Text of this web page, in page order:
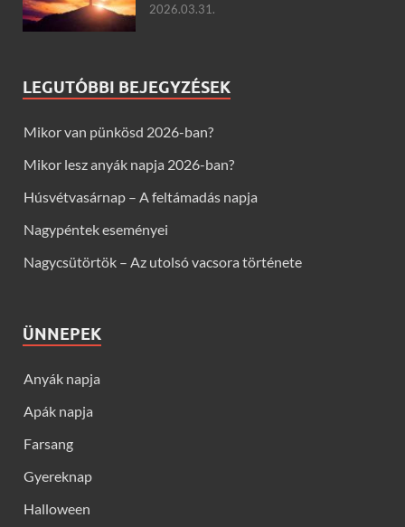
2026.03.31.
LEGUTÓBBI BEJEGYZÉSEK
Mikor van pünkösd 2026-ban?
Mikor lesz anyák napja 2026-ban?
Húsvétvasárnap – A feltámadás napja
Nagypéntek eseményei
Nagycsütörtök – Az utolsó vacsora története
ÜNNEPEK
Anyák napja
Apák napja
Farsang
Gyereknap
Halloween